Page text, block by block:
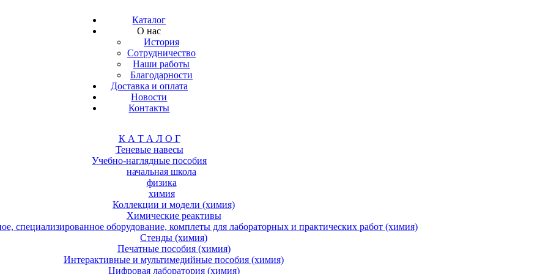
Каталог
О нас
История
Сотрудничество
Наши работы
Благодарности
Доставка и оплата
Новости
Контакты
К А Т А Л О Г
Теневые навесы
Учебно-наглядные пособия
начальная школа
физика
химия
Коллекции и модели (химия)
Химические реактивы
специализированное оборудование, комплеты для лабораторных и практических работ (химия)
Стенды (химия)
Печатные пособия (химия)
Интерактивные и мультимедийные пособия (химия)
Цифровая лаборатория (химия)